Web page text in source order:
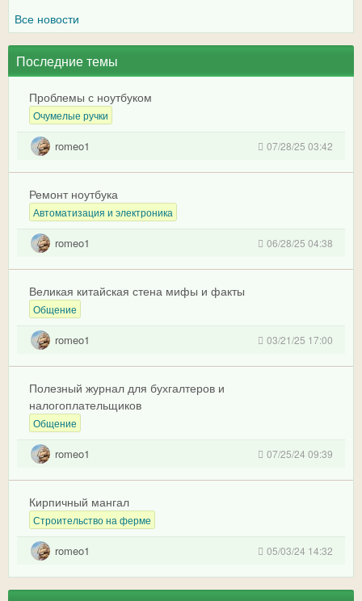
Все новости
Последние темы
Проблемы с ноутбуком
Очумелые ручки
romeo1 07/28/25 03:42
Ремонт ноутбука
Автоматизация и электроника
romeo1 06/28/25 04:38
Великая китайская стена мифы и факты
Общение
romeo1 03/21/25 17:00
Полезный журнал для бухгалтеров и
налогоплательщиков
Общение
romeo1 07/25/24 09:39
Кирпичный мангал
Строительство на ферме
romeo1 05/03/24 14:32